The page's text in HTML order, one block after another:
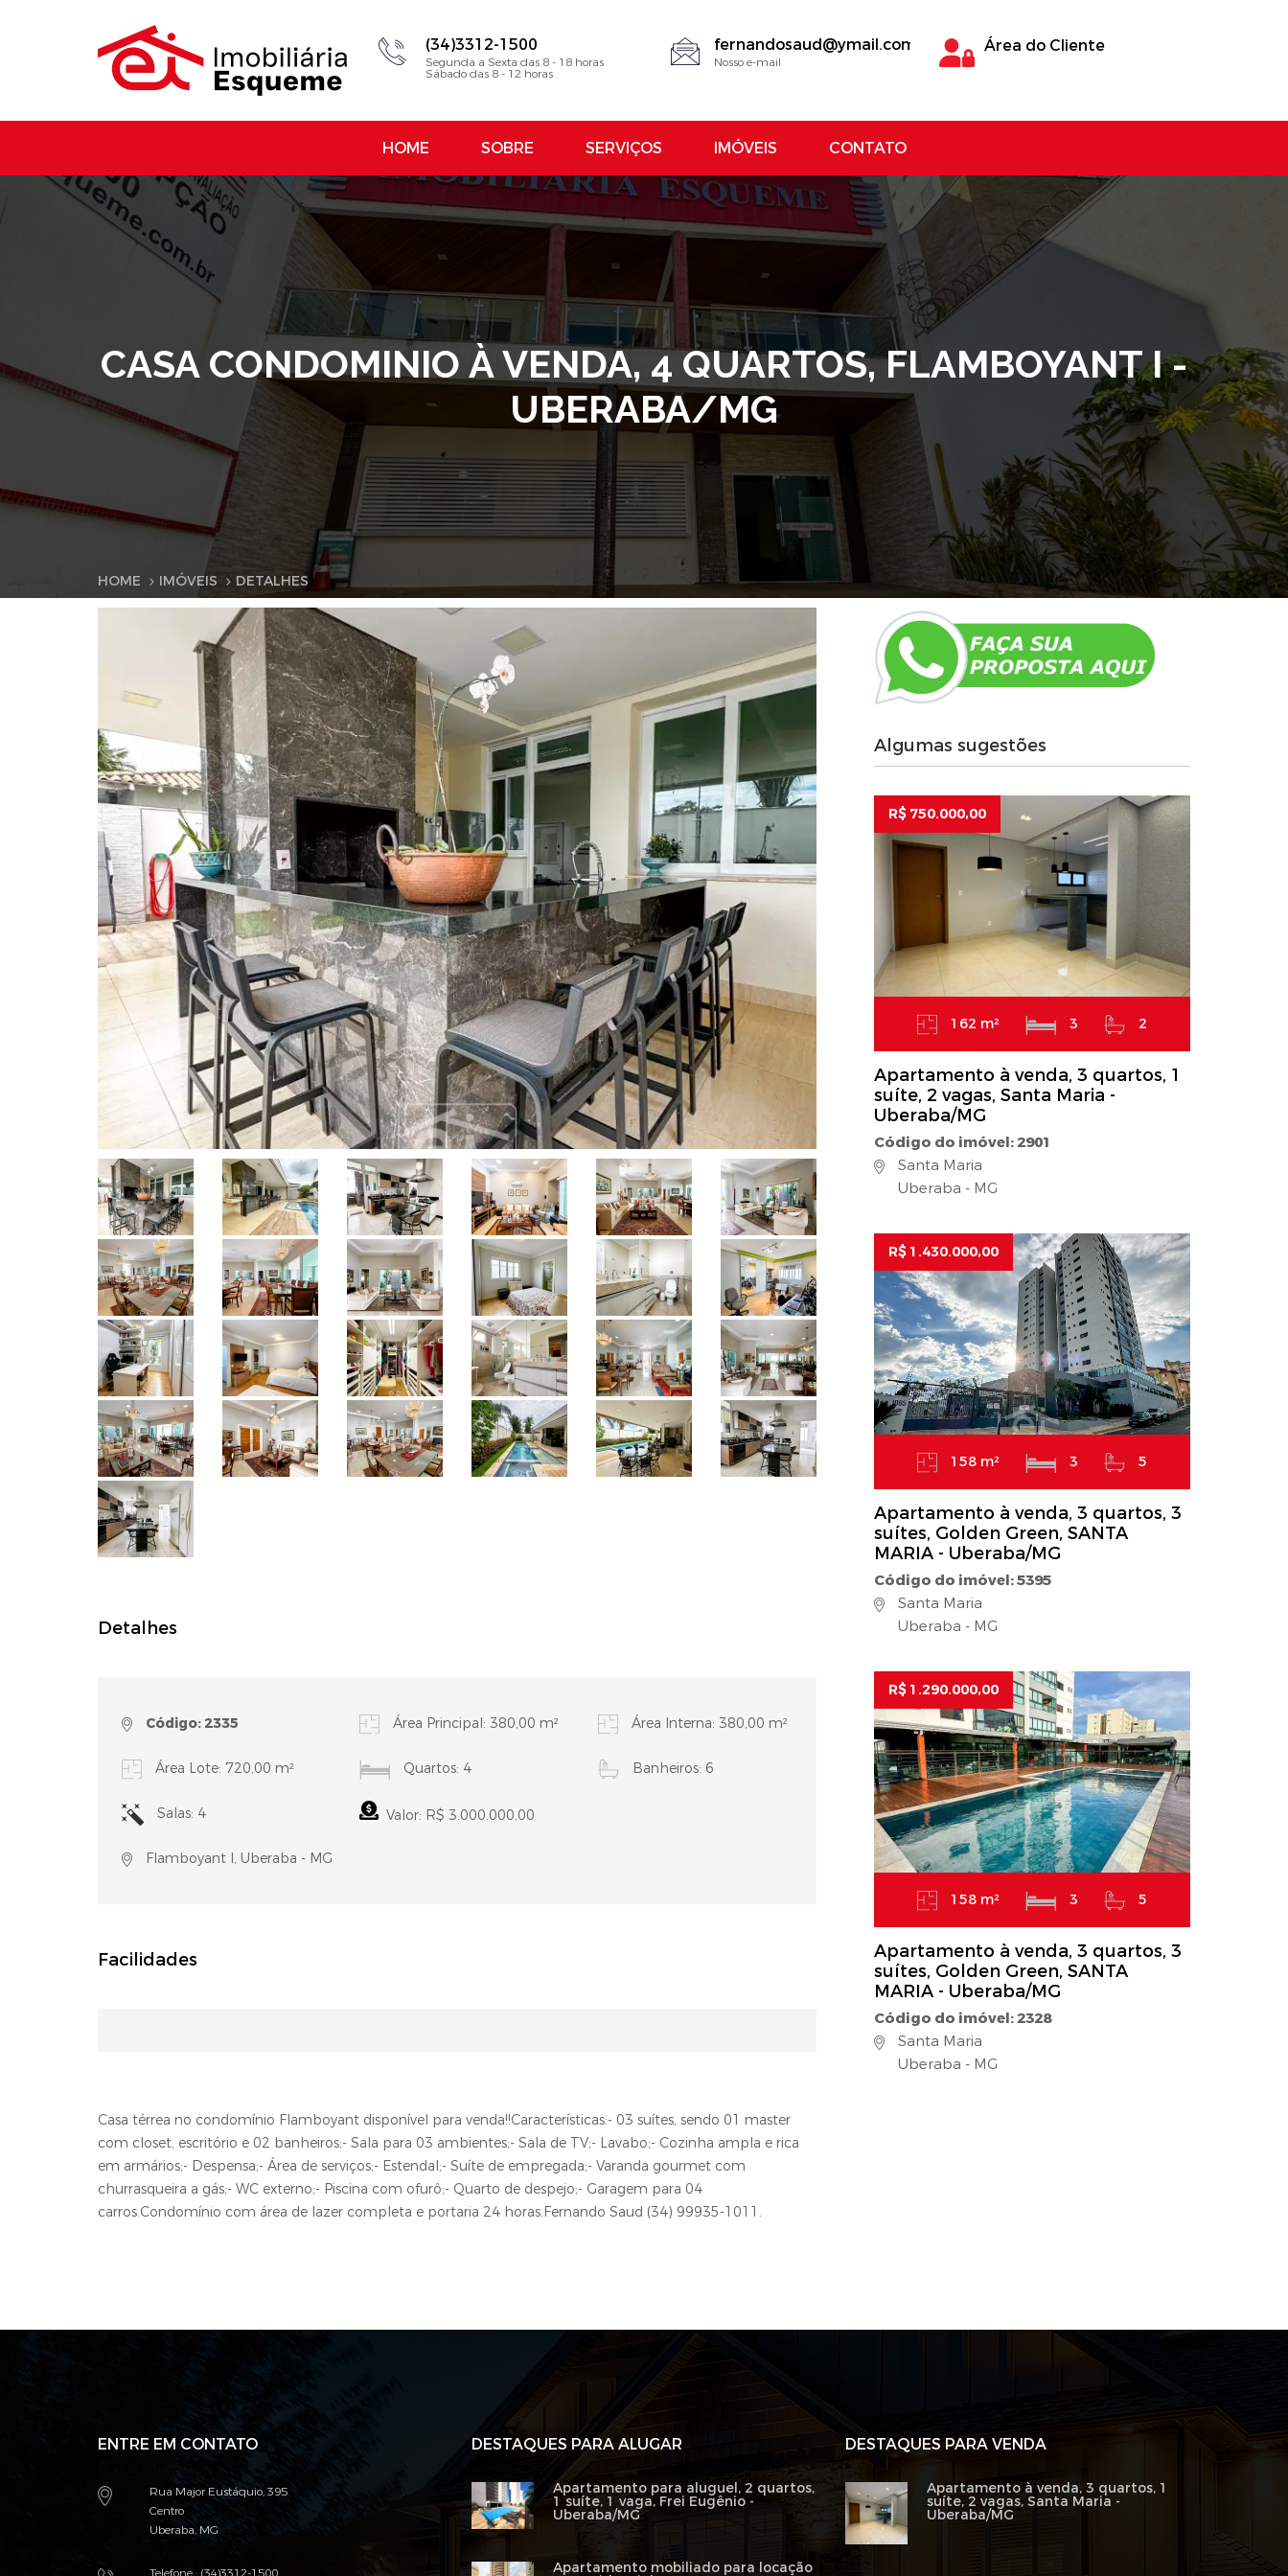
(34)3312-1500
Segunda a Sexta das 8 - 18 horas
Sábado das 8 - 12 horas
fernandosaud@ymail.com
Nosso e-mail
Área do Cliente
HOME SOBRE SERVIÇOS IMÓVEIS CONTATO
CASA CONDOMINIO À VENDA, 4 QUARTOS, FLAMBOYANT I -
UBERABA/MG
HOME IMÓVEIS DETALHES
Detalhes
Código: 2335 Área Principal: 380,00 m² Área Interna: 380,00 m²
Área Lote: 720,00 m² Quartos: 4 Banheiros: 6
Salas: 4 Valor: R$ 3.000.000,00
Flamboyant I, Uberaba - MG
Facilidades
Casa térrea no condomínio Flamboyant disponível para venda!!Características:- 03 suítes, sendo 01 master
com closet, escritório e 02 banheiros;- Sala para 03 ambientes;- Sala de TV;- Lavabo;- Cozinha ampla e rica
em armários;- Despensa;- Área de serviços;- Estendal;- Suíte de empregada;- Varanda gourmet com
churrasqueira a gás;- WC externo;- Piscina com ofurô;- Quarto de despejo;- Garagem para 04
carros.Condomínio com área de lazer completa e portaria 24 horas.Fernando Saud (34) 99935-1011.
Algumas sugestões
R$ 750.000,00
162 m² 3 2
Apartamento à venda, 3 quartos, 1
suíte, 2 vagas, Santa Maria -
Uberaba/MG
Código do imóvel: 2901
Santa Maria
Uberaba - MG
R$ 1.430.000,00
158 m² 3 5
Apartamento à venda, 3 quartos, 3
suítes, Golden Green, SANTA
MARIA - Uberaba/MG
Código do imóvel: 5395
Santa Maria
Uberaba - MG
R$ 1.290.000,00
158 m² 3 5
Apartamento à venda, 3 quartos, 3
suítes, Golden Green, SANTA
MARIA - Uberaba/MG
Código do imóvel: 2328
Santa Maria
Uberaba - MG
ENTRE EM CONTATO
Rua Major Eustáquio, 395
Centro
Uberaba, MG
DESTAQUES PARA ALUGAR
Apartamento para aluguel, 2 quartos,
1 suíte, 1 vaga, Frei Eugênio -
Uberaba/MG
Apartamento mobiliado para locação
DESTAQUES PARA VENDA
Apartamento à venda, 3 quartos, 1
suíte, 2 vagas, Santa Maria -
Uberaba/MG